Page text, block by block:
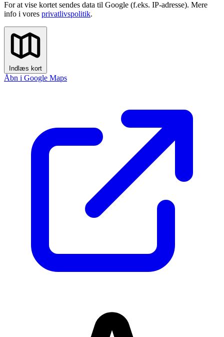
For at vise kortet sendes data til Google (f.eks. IP-adresse). Mere
info i vores privatlivspolitik.
Indlæs kort
Åbn i Google Maps